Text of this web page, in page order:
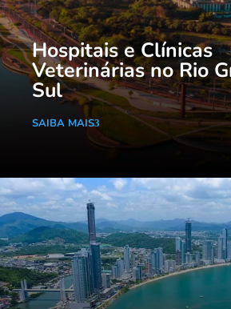
Hospitais e Clínicas
Veterinárias no Rio
Sul
SAIBA MAIS